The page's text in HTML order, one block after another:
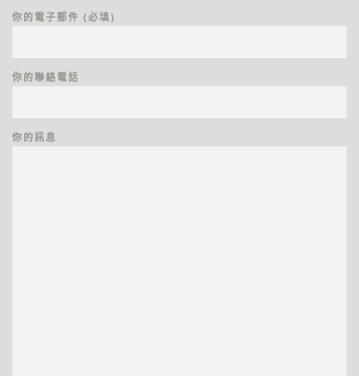
你的電子郵件 (必填)
你的聯絡電話
你的訊息